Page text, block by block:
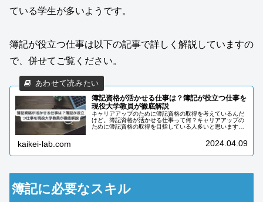
ている学生が多いようです。
簿記が役立つ仕事は以下の記事で詳しく解説していますの
で、併せてご覧ください。
簿記資格が活かせる仕事は？簿記が役立つ仕事を
現役大学教員が徹底解説
キャリアアップのために簿記資格の取得を考えているんだ
けど。簿記資格が活かせる仕事って何？キャリアアップの
ために簿記資格の取得を目指している人多いと思います。
kaikei-lab.com 2024.04.09
簿記に必要なスキル